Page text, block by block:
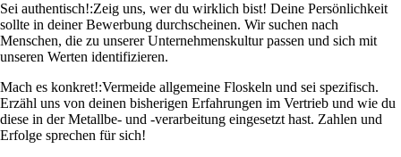
Sei authentisch!:Zeig uns, wer du wirklich bist! Deine Persönlichkeit
sollte in deiner Bewerbung durchscheinen. Wir suchen nach
Menschen, die zu unserer Unternehmenskultur passen und sich mit
unseren Werten identifizieren.
Mach es konkret!:Vermeide allgemeine Floskeln und sei spezifisch.
Erzähl uns von deinen bisherigen Erfahrungen im Vertrieb und wie du
diese in der Metallbe- und -verarbeitung eingesetzt hast. Zahlen und
Erfolge sprechen für sich!